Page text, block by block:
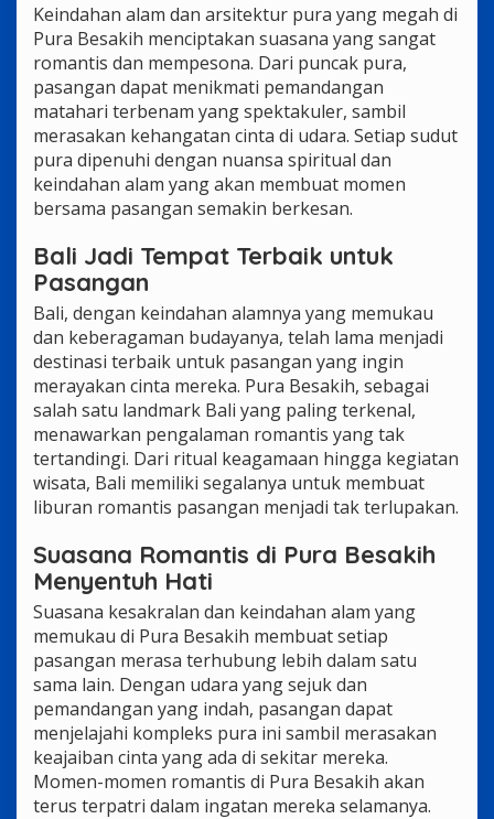
Keindahan alam dan arsitektur pura yang megah di
Pura Besakih menciptakan suasana yang sangat
romantis dan mempesona. Dari puncak pura,
pasangan dapat menikmati pemandangan
matahari terbenam yang spektakuler, sambil
merasakan kehangatan cinta di udara. Setiap sudut
pura dipenuhi dengan nuansa spiritual dan
keindahan alam yang akan membuat momen
bersama pasangan semakin berkesan.
Bali Jadi Tempat Terbaik untuk
Pasangan
Bali, dengan keindahan alamnya yang memukau
dan keberagaman budayanya, telah lama menjadi
destinasi terbaik untuk pasangan yang ingin
merayakan cinta mereka. Pura Besakih, sebagai
salah satu landmark Bali yang paling terkenal,
menawarkan pengalaman romantis yang tak
tertandingi. Dari ritual keagamaan hingga kegiatan
wisata, Bali memiliki segalanya untuk membuat
liburan romantis pasangan menjadi tak terlupakan.
Suasana Romantis di Pura Besakih
Menyentuh Hati
Suasana kesakralan dan keindahan alam yang
memukau di Pura Besakih membuat setiap
pasangan merasa terhubung lebih dalam satu
sama lain. Dengan udara yang sejuk dan
pemandangan yang indah, pasangan dapat
menjelajahi kompleks pura ini sambil merasakan
keajaiban cinta yang ada di sekitar mereka.
Momen-momen romantis di Pura Besakih akan
terus terpatri dalam ingatan mereka selamanya.